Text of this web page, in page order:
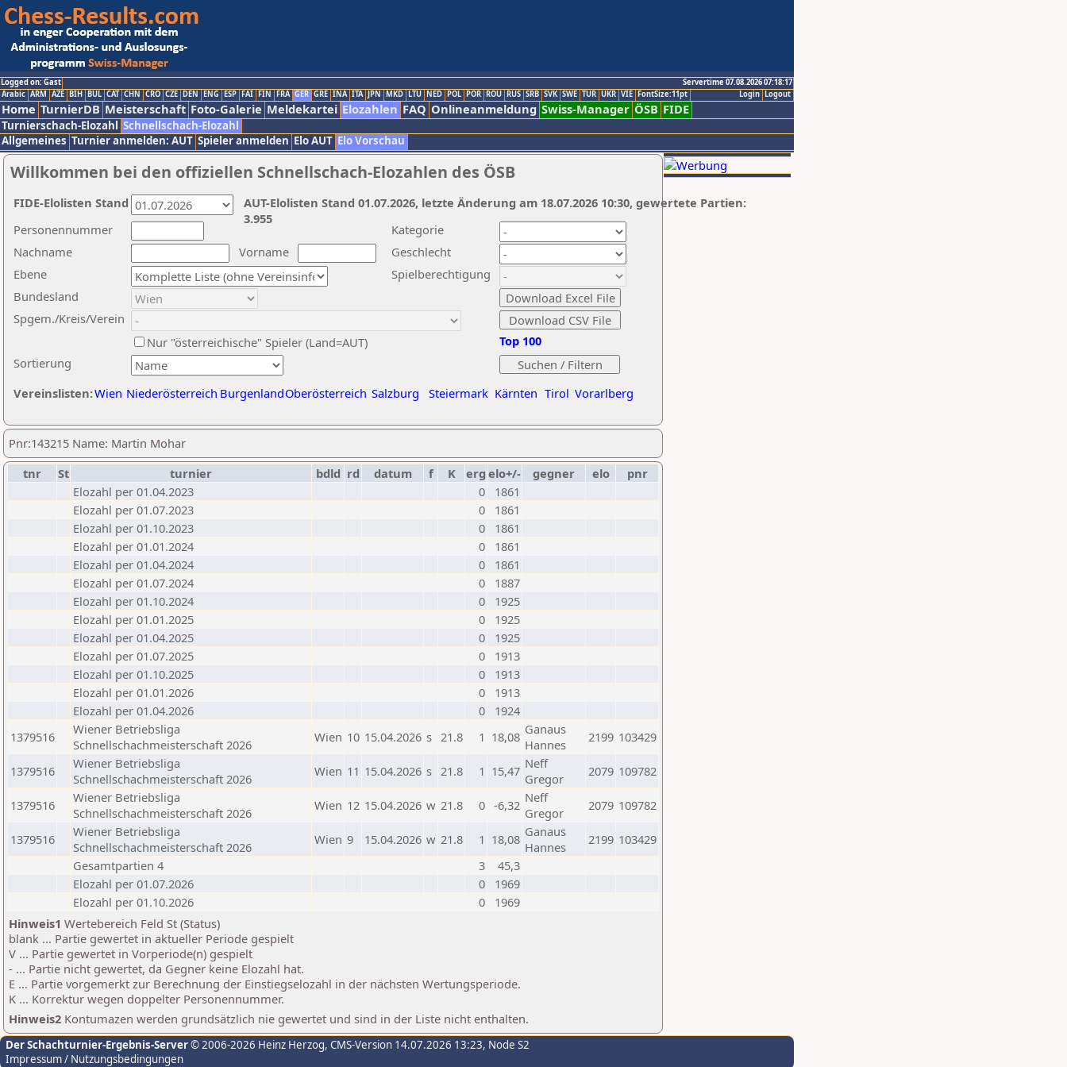
Logged on: Gast
Servertime 07.08.2026 07:18:17
Logout
Login
Arabic ARM AZE BIH BUL CAT CHN CRO CZE DEN ENG ESP FAI FIN FRA GER GRE INA ITA JPN MKD LTU NED POL POR ROU RUS SRB SVK SWE TUR UKR VIE FontSize:11pt
Home TurnierDB Meisterschaft Foto-Galerie Meldekartei Elozahlen FAQ Onlineanmeldung Swiss-Manager ÖSB FIDE
Turnierschach-Elozahl Schnellschach-Elozahl
Allgemeines Turnier anmelden: AUT Spieler anmelden Elo AUT Elo Vorschau
Willkommen bei den offiziellen Schnellschach-Elozahlen des ÖSB
Nachname
Vorname
Ebene
Kategorie
Sortierung
Personennummer
Bundesland
Spgem./Kreis/Verein
Geschlecht
Nur "österreichische" Spieler (Land=AUT)
Spielberechtigung
Vereinslisten:Wien Niederösterreich BurgenlandOberösterreich Salzburg Steiermark Kärnten Tirol Vorarlberg
Top 100
AUT-Elolisten Stand 01.07.2026, letzte Änderung am 18.07.2026 10:30, gewertete Partien:
3.955
FIDE-Elolisten Stand
Pnr:143215 Name: Martin Mohar
tnr
St turnier bdld rd datum f K erg elo+/- gegner elo
pnr
Elozahl per 01.04.2023
0
1861
Elozahl per 01.07.2023
0
1861
Elozahl per 01.10.2023
0
1861
Elozahl per 01.01.2024
0
1861
Elozahl per 01.04.2024
0
1861
Elozahl per 01.07.2024
0
1887
Elozahl per 01.10.2024
0
1925
Elozahl per 01.01.2025
0
1925
Elozahl per 01.04.2025
0
1925
Elozahl per 01.07.2025
0
1913
Elozahl per 01.10.2025
0
1913
Elozahl per 01.01.2026
0
1913
Elozahl per 01.04.2026
0
1924
1379516
Wiener Betriebsliga
Schnellschachmeisterschaft 2026
Wien 10 15.04.2026 s 21.8 1 18,08 Ganaus
Hannes
2199 103429
1379516
Wiener Betriebsliga
Schnellschachmeisterschaft 2026
Wien 11 15.04.2026 s 21.8 1 15,47 Neff
Gregor
2079 109782
1379516
Wiener Betriebsliga
Schnellschachmeisterschaft 2026
Wien 12 15.04.2026 w 21.8 0 -6,32 Neff
Gregor
2079 109782
1379516
Wiener Betriebsliga
Schnellschachmeisterschaft 2026
Wien 9 15.04.2026 w 21.8 1 18,08 Ganaus
Hannes
2199 103429
Gesamtpartien 4
3
45,3
Elozahl per 01.07.2026
0
1969
Elozahl per 01.10.2026
0
1969
Hinweis1 Wertebereich Feld St (Status)
blank ... Partie gewertet in aktueller Periode gespielt
V ... Partie gewertet in Vorperiode(n) gespielt
- ... Partie nicht gewertet, da Gegner keine Elozahl hat.
E ... Partie vorgemerkt zur Berechnung der Einstiegselozahl in der nächsten Wertungsperiode.
K ... Korrektur wegen doppelter Personennummer.
Hinweis2 Kontumazen werden grundsätzlich nie gewertet und sind in der Liste nicht enthalten.
Der Schachturnier-Ergebnis-Server© 2006-2026 Heinz Herzog, CMS-Version 14.07.2026 13:23, Node S2
Impressum / Nutzungsbedingungen